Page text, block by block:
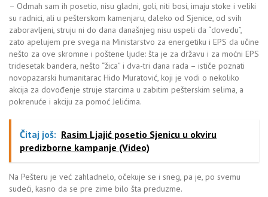
– Odmah sam ih posetio, nisu gladni, goli, niti bosi, imaju stoke i veliki
su radnici, ali u pešterskom kamenjaru, daleko od Sjenice, od svih
zaboravljeni, struju ni do dana današnjeg nisu uspeli da “dovedu”,
zato apelujem pre svega na Ministarstvo za energetiku i EPS da učine
nešto za ove skromne i poštene ljude: šta je za državu i za moćni EPS
tridesetak bandera, nešto “žica” i dva-tri dana rada – ističe poznati
novopazarski humanitarac Hido Muratović, koji je vodi o nekoliko
akcija za dovođenje struje starcima u zabitim pešterskim selima, a
pokrenuće i akciju za pomoć Jelićima.
Čitaj još: Rasim Ljajić posetio Sjenicu u okviru
predizborne kampanje (Video)
Na Pešteru je već zahladnelo, očekuje se i sneg, pa je, po svemu
sudeći, kasno da se pre zime bilo šta preduzme.